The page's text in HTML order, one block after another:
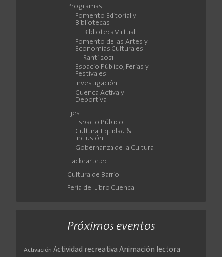
Programas
Fomento Editorial y
Bibliotecas
Biblioteca Virtual
Fomento de las Artes y
Economías Culturales
Ranti 2021
Espacio Público, Ferias y
Festivales
Investigación
Cuenca Activa y
Deportiva
Ejes
Espacio Público
Cultura, Equidad &
Inclusión
Gobernanza de la Cultura
Hackearte.ec
Cultura de Barrio
Feria del Libro Cuenca
Próximos eventos
Activación Actividad recreativa Animación lectora